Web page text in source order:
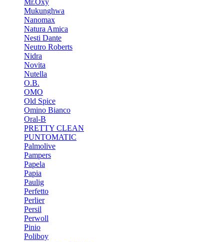
Mr.Oxy
Mukunghwa
Nanomax
Natura Amica
Nesti Dante
Neutro Roberts
Nidra
Novita
Nutella
O.B.
OMO
Old Spice
Omino Bianco
Oral-B
PRETTY CLEAN
PUNTOMATIC
Palmolive
Pampers
Papela
Papia
Paulig
Perfetto
Perlier
Persil
Perwoll
Pinio
Poliboy